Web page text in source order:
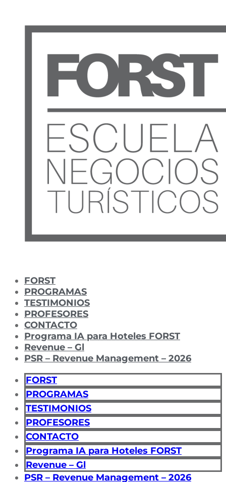
FORST
PROGRAMAS
TESTIMONIOS
PROFESORES
CONTACTO
Programa IA para Hoteles FORST
Revenue – Gl
PSR – Revenue Management – 2026
FORST
PROGRAMAS
TESTIMONIOS
PROFESORES
CONTACTO
Programa IA para Hoteles FORST
Revenue – Gl
PSR – Revenue Management – 2026